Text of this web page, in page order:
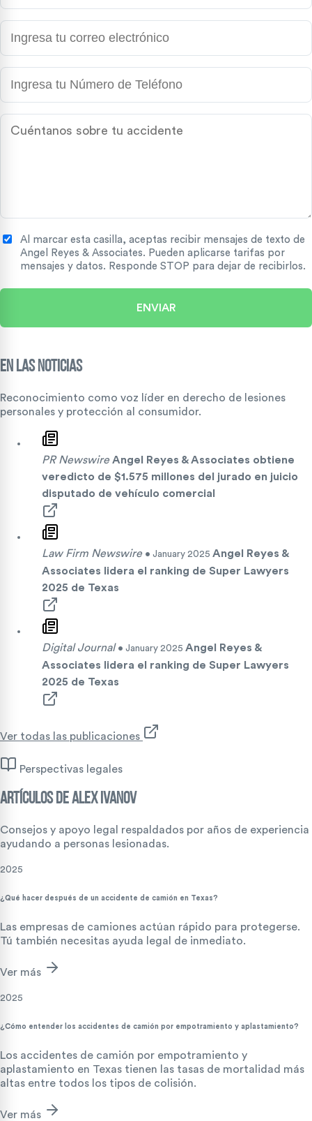
Al marcar esta casilla, aceptas recibir mensajes de texto de
Angel Reyes & Associates. Pueden aplicarse tarifas por
mensajes y datos. Responde STOP para dejar de recibirlos.
En Las Noticias
Reconocimiento como voz líder en derecho de lesiones
personales y protección al consumidor.
PR NewswireAngel Reyes & Associates obtiene
veredicto de $1.575 millones del jurado en juicio
disputado de vehículo comercial
Law Firm Newswire • January 2025 Angel Reyes &
Associates lidera el ranking de Super Lawyers
2025 de Texas
Digital Journal • January 2025 Angel Reyes &
Associates lidera el ranking de Super Lawyers
2025 de Texas
Ver todas las publicaciones
Perspectivas legales
ARTÍCULOS DE Alex Ivanov
Consejos y apoyo legal respaldados por años de experiencia
ayudando a personas lesionadas.
2025
¿Qué hacer después de un accidente de camión en Texas?
Las empresas de camiones actúan rápido para protegerse.
Tú también necesitas ayuda legal de inmediato.
Ver más
2025
¿Cómo entender los accidentes de camión por empotramiento y aplastamiento?
Los accidentes de camión por empotramiento y
aplastamiento en Texas tienen las tasas de mortalidad más
altas entre todos los tipos de colisión.
Ver más